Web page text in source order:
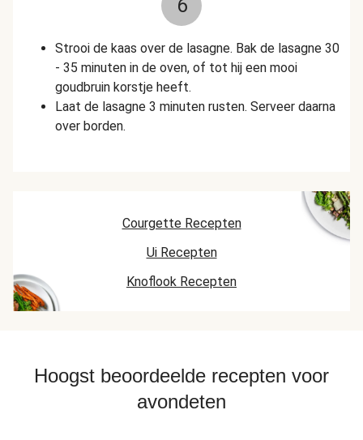
6
Strooi de kaas over de lasagne. Bak de lasagne 30
- 35 minuten in de oven, of tot hij een mooi
goudbruin korstje heeft.
Laat de lasagne 3 minuten rusten. Serveer daarna
over borden.
Courgette Recepten
Ui Recepten
Knoflook Recepten
Hoogst beoordeelde recepten voor
avondeten